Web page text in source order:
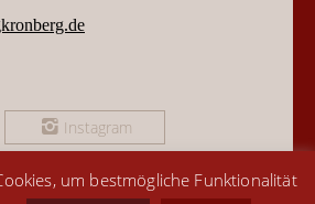
Instagram
um bestmögliche Funktionalität